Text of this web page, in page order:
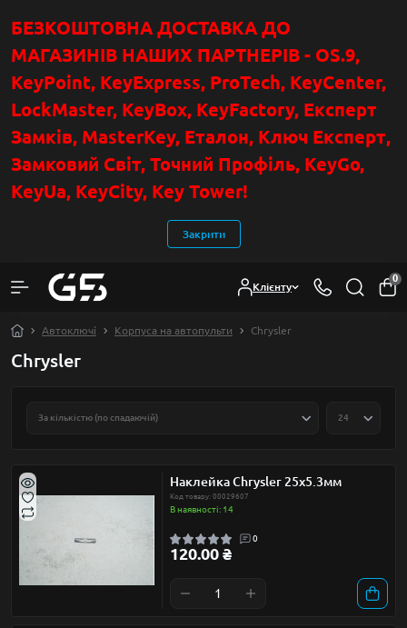
БЕЗКОШТОВНА ДОСТАВКА ДО
МАГАЗИНІВ НАШИХ ПАРТНЕРІВ - OS.9,
KeyPoint, KeyExpress, ProTech, KeyCenter,
LockMaster, KeyBox, KeyFactory, Експерт
Замків, MasterKey, Еталон, Ключ Експерт,
Замковий Світ, Точний Профіль, KeyGo,
KeyUa, KeyCity, Key Tower!
Закрити
Клієнту
0
Автоключі Корпуса на автопульти Chrysler
Chrysler
Наклейка Chrysler 25х5.3мм
Код товару: 00029607
В наявності: 14
0
120.00 ₴